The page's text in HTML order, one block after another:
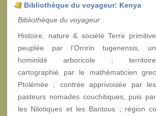
Bibliothèque du voyageur: Kenya
Bibliothèque du voyageur
Histoire, nature & société Terre primitive
peuplée par l'Orririn tugenensis, un
hominidé arboricole ; territoire
cartographié par le mathématicien grec
Ptolémée ; contrée apprivoisée par les
pasteurs nomades couchitiques, puis par
les Nilotiques et les Bantous ; région